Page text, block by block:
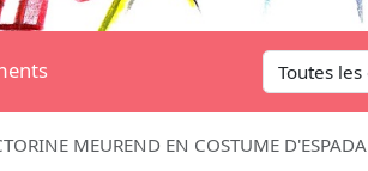
MEUREND EN COSTUME D'ESPADA